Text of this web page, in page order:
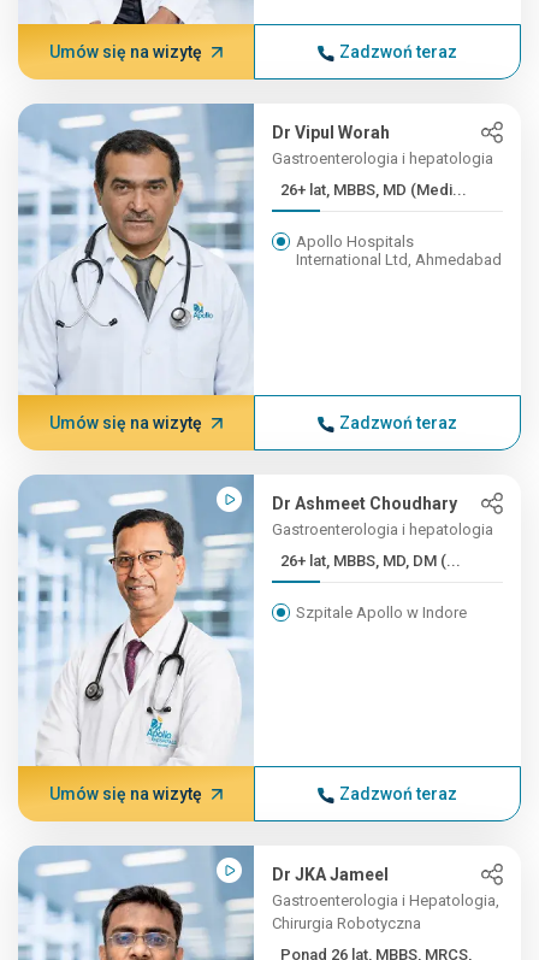
Umów się na wizytę Zadzwoń teraz
Dr Vipul Worah
Gastroenterologia i hepatologia
26+ lat, MBBS, MD (Medi...
Apollo Hospitals
International Ltd, Ahmedabad
Umów się na wizytę Zadzwoń teraz
Dr Ashmeet Choudhary
Gastroenterologia i hepatologia
26+ lat, MBBS, MD, DM (...
Szpitale Apollo w Indore
Umów się na wizytę Zadzwoń teraz
Dr JKA Jameel
Gastroenterologia i Hepatologia,
Chirurgia Robotyczna
Ponad 26 lat, MBBS, MRCS,